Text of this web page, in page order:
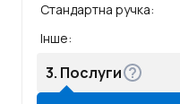
Стандартна ручка:
Інше:
3. Послуги